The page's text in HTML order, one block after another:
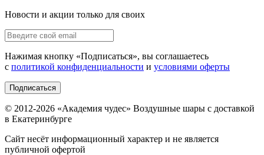
Новости и акции только для своих
Нажимая кнопку «Подписаться», вы соглашаетесь
с политикой конфиденциальности и условиями оферты
Подписаться
© 2012-2026 «Академия чудес» Воздушные шары с доставкой
в Екатеринбурге
Сайт несёт информационный характер и не является
публичной офертой